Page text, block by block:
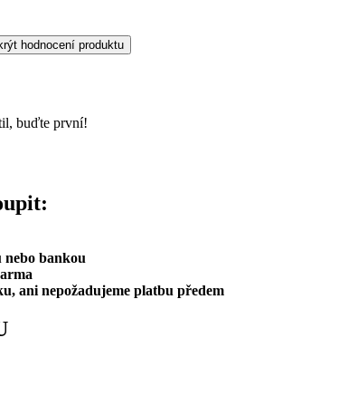
hodnocení produktu
buďte první!
nebo bankou
ani nepožadujeme platbu předem